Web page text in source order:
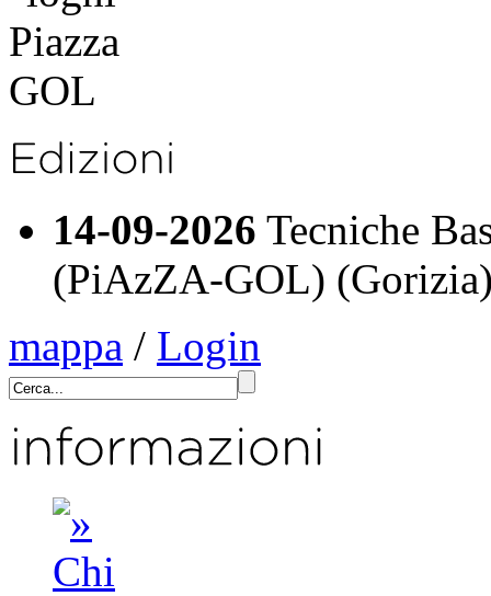
14-09-2026 Tecniche
(PiAzZA-GOL)
mappa / Login